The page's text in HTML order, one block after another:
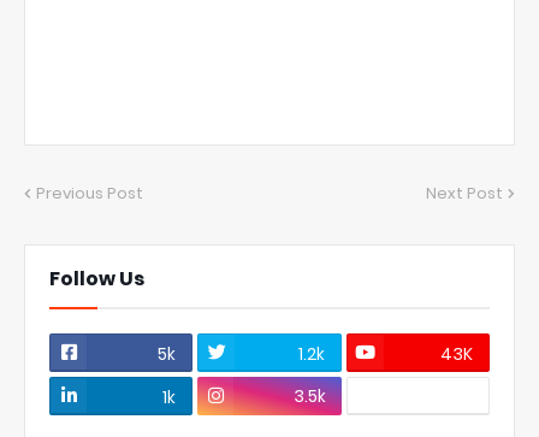
Previous Post Next Post
Follow Us
5k 1.2k
43K
1k
3.5k